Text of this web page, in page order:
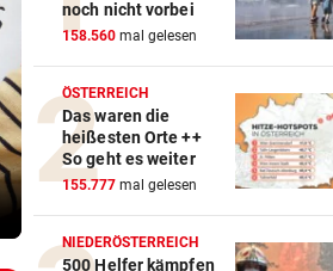
Prognose: Ein
Titelfavorit und
Kanzler
„Der Satz
CHEF VON VERSICHERUNG: vor
„Ein kalkulierbares Wetter
nicht mehr“
VORWÜRFE UND TRÄNEN vor
Ex-Weltmeisterin: „Dann
heute gelähmt!“
TRAUER UM 26-JÄHRIGE
TikTokerin Sydney Towle
noch nicht vorbei
158.560 mal gelesen
ÖSTERREICH
Das waren die
heißesten Orte ++
So geht es weiter
155.777 mal gelesen
NIEDERÖSTERREICH
500 Helfer kämpfen